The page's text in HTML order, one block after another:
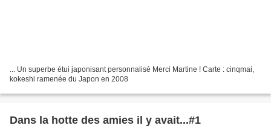
... Un superbe étui japonisant personnalisé Merci Martine ! Carte : cinqmai,
kokeshi ramenée du Japon en 2008
Dans la hotte des amies il y avait...#1